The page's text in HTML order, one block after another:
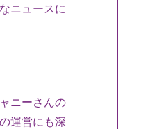
ニュースに
ニーさんの
運営にも深